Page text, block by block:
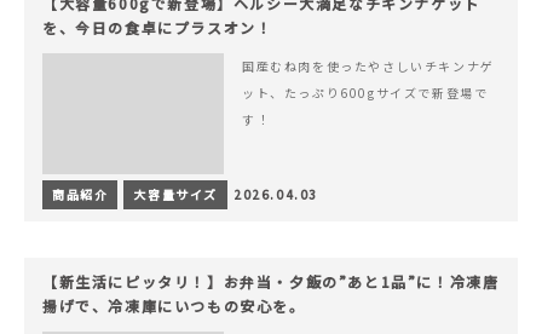
を、今日の食卓にプラスオン！
国産むね肉を使ったやさしいチキンナゲ
ット、たっぷり600gサイズで新登場で
す！
商品紹介 大容量サイズ 2026.04.03
【新生活にピッタリ！】お弁当・夕飯の”あと1品”に！冷凍唐
揚げで、冷凍庫にいつもの安心を。